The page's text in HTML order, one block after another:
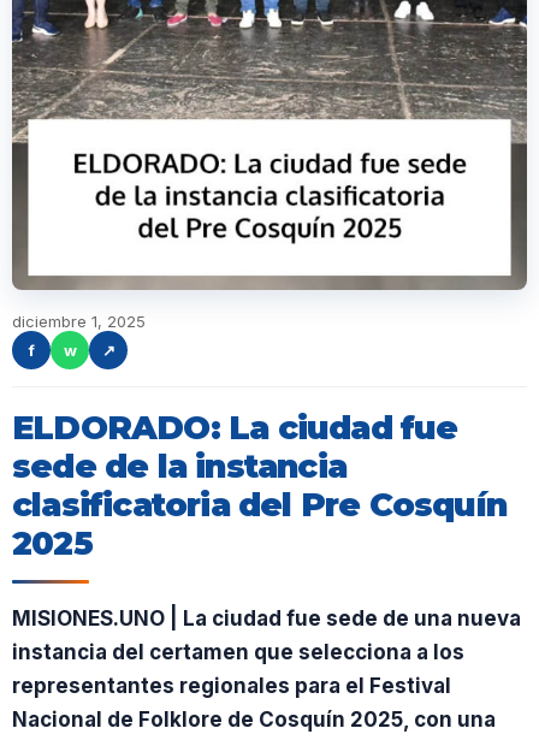
diciembre 1, 2025
f
w ↗
ELDORADO: La ciudad fue
sede de la instancia
clasificatoria del Pre Cosquín
2025
MISIONES.UNO | La ciudad fue sede de una nueva
instancia del certamen que selecciona a los
representantes regionales para el Festival
Nacional de Folklore de Cosquín 2025, con una